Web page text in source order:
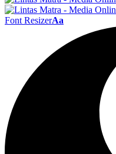
Font ResizerAa